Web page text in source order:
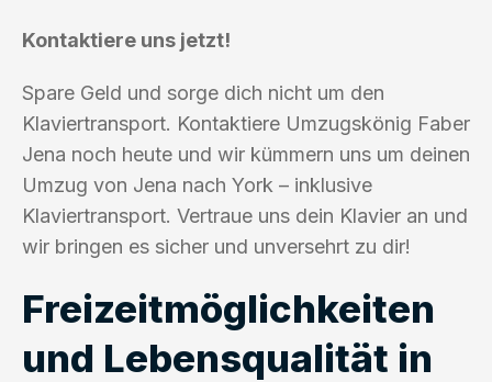
Kontaktiere uns jetzt!
Spare Geld und sorge dich nicht um den
Klaviertransport. Kontaktiere Umzugskönig Faber
Jena noch heute und wir kümmern uns um deinen
Umzug von Jena nach York – inklusive
Klaviertransport. Vertraue uns dein Klavier an und
wir bringen es sicher und unversehrt zu dir!
Freizeitmöglichkeiten
und Lebensqualität in